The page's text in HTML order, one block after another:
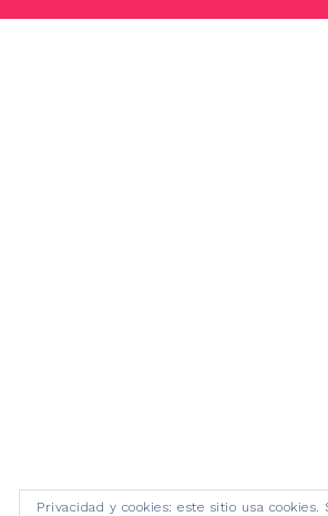
Privacidad y cookies: este sitio usa